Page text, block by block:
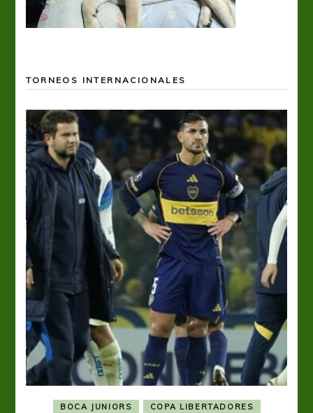
TORNEOS INTERNACIONALES
BOCA JUNIORS COPA LIBERTADORES